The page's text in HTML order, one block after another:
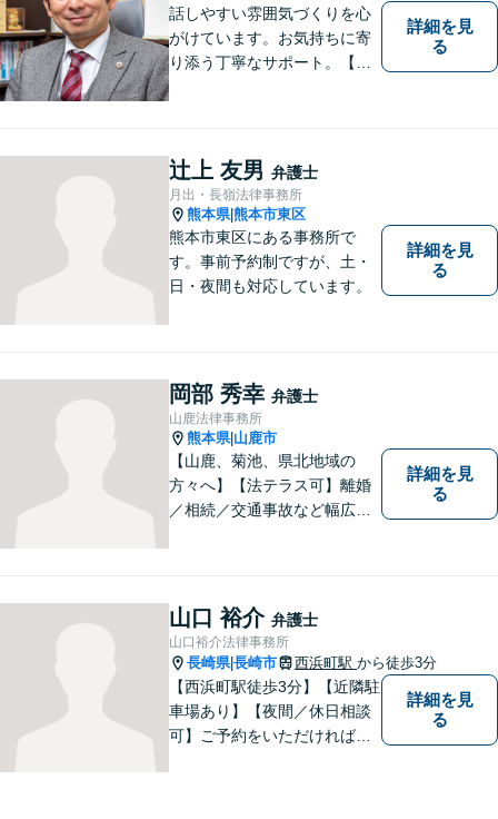
い。
話しやすい雰囲気づくりを心
がけています。お気持ちに寄
り添う丁寧なサポート。【借
用】証拠集めから手厚くサポ
ート。企業からのご相談も承
ります【交通事故】弁護士費
用特約の利用可【夜間・休日
面談可】
詳細を見
る
辻上 友男 弁護士
月出・長嶺法律事務所
熊本県|熊本市東区
熊本市東区にある事務所で
す。事前予約制ですが、土・
日・夜間も対応しています。
詳細を見
る
岡部 秀幸 弁護士
山鹿法律事務所
熊本県| 山鹿市
【山鹿、菊池、県北地域の
方々へ】【法テラス可】離婚
／相続／交通事故など幅広く
そう地域に法的サービスを提
供してまいります。お気軽に
ご相談を！
詳細を見
る
山口 裕介 弁護士
山口裕介法律事務所
長崎県|長崎市 西浜町駅 から徒歩3分
【西浜町駅徒歩3分】【近隣駐
車場あり】【夜間／休日相談
可】ご予約をいただければ、
詳細を見
る